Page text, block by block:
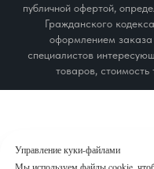
Управление куки-файлами
публичной офертой,
Гражданского
оформлением заказа
специалистов
товаров, стоимость